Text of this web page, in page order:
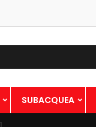
SUBACQUEA